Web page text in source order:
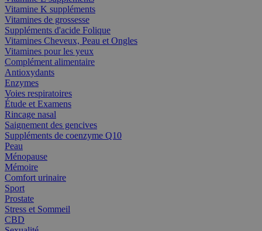
Vitamine K suppléments
Vitamines de grossesse
Suppléments d'acide Folique
Vitamines Cheveux, Peau et Ongles
Vitamines pour les yeux
Complément alimentaire
Antioxydants
Enzymes
Voies respiratoires
Étude et Examens
Rincage nasal
Saignement des gencives
Suppléments de coenzyme Q10
Peau
Ménopause
Mémoire
Comfort urinaire
Sport
Prostate
Stress et Sommeil
CBD